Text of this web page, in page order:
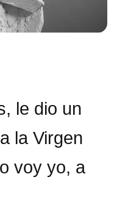
le dio un
la Virgen
voy yo, a